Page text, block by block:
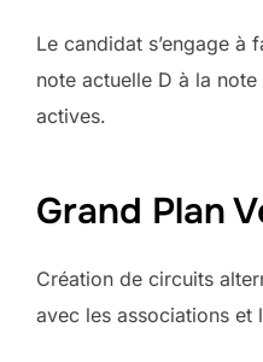
Le candidat s’engage à
note actuelle D à la
actives.
Grand Plan
Création de circuits
avec les associations et